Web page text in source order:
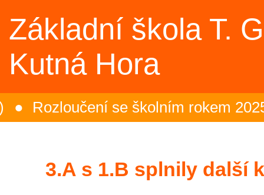
Základní škola T.
Kutná Hora
Rozloučení se školním rokem
mozaika – projektový den (5.B)
3.A s 1.B splnily další